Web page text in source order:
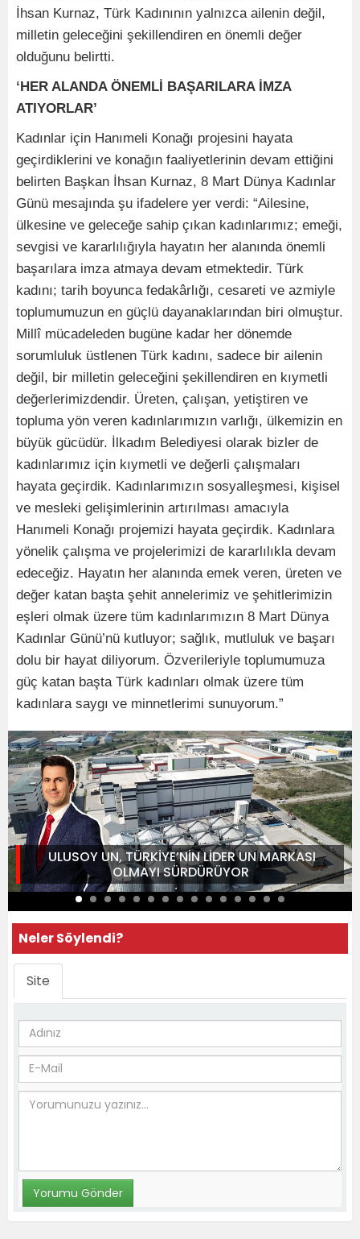
İhsan Kurnaz, Türk Kadınının yalnızca ailenin değil,
milletin geleceğini şekillendiren en önemli değer
olduğunu belirtti.
‘HER ALANDA ÖNEMLİ BAŞARILARA İMZA
ATIYORLAR’
Kadınlar için Hanımeli Konağı projesini hayata
geçirdiklerini ve konağın faaliyetlerinin devam ettiğini
belirten Başkan İhsan Kurnaz, 8 Mart Dünya Kadınlar
Günü mesajında şu ifadelere yer verdi: “Ailesine,
ülkesine ve geleceğe sahip çıkan kadınlarımız; emeği,
sevgisi ve kararlılığıyla hayatın her alanında önemli
başarılara imza atmaya devam etmektedir. Türk
kadını; tarih boyunca fedakârlığı, cesareti ve azmiyle
toplumumuzun en güçlü dayanaklarından biri olmuştur.
Millî mücadeleden bugüne kadar her dönemde
sorumluluk üstlenen Türk kadını, sadece bir ailenin
değil, bir milletin geleceğini şekillendiren en kıymetli
değerlerimizdendir. Üreten, çalışan, yetiştiren ve
topluma yön veren kadınlarımızın varlığı, ülkemizin en
büyük gücüdür. İlkadım Belediyesi olarak bizler de
kadınlarımız için kıymetli ve değerli çalışmaları
hayata geçirdik. Kadınlarımızın sosyalleşmesi, kişisel
ve mesleki gelişimlerinin artırılması amacıyla
Hanımeli Konağı projemizi hayata geçirdik. Kadınlara
yönelik çalışma ve projelerimizi de kararlılıkla devam
edeceğiz. Hayatın her alanında emek veren, üreten ve
değer katan başta şehit annelerimiz ve şehitlerimizin
eşleri olmak üzere tüm kadınlarımızın 8 Mart Dünya
Kadınlar Günü’nü kutluyor; sağlık, mutluluk ve başarı
dolu bir hayat diliyorum. Özverileriyle toplumumuza
güç katan başta Türk kadınları olmak üzere tüm
kadınlara saygı ve minnetlerimi sunuyorum.”
ULUSOY UN, TÜRKİYE’NİN LİDER UN MARKASI
OLMAYI SÜRDÜRÜYOR
Neler Söylendi?
Site